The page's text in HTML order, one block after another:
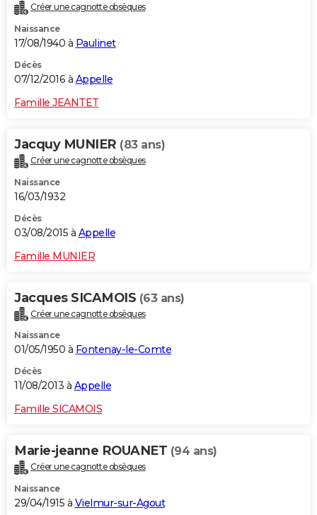
Créer une cagnotte obsèques
Naissance
17/08/1940 à Paulinet
Décès
07/12/2016 à Appelle
Famille JEANTET
Jacquy MUNIER (83 ans)
Créer une cagnotte obsèques
Naissance
16/03/1932
Décès
03/08/2015 à Appelle
Famille MUNIER
Jacques SICAMOIS (63 ans)
Créer une cagnotte obsèques
Naissance
01/05/1950 à Fontenay-le-Comte
Décès
11/08/2013 à Appelle
Famille SICAMOIS
Marie-jeanne ROUANET (94 ans)
Créer une cagnotte obsèques
Naissance
29/04/1915 à Vielmur-sur-Agout